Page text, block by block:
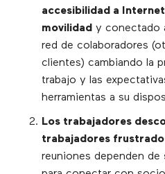
accesibilidad a Internet
movilidad y conectado
red de colaboradores
clientes) cambiando la
trabajo y las
herramientas a su
Los trabajadores
trabajadores
reuniones dependen de